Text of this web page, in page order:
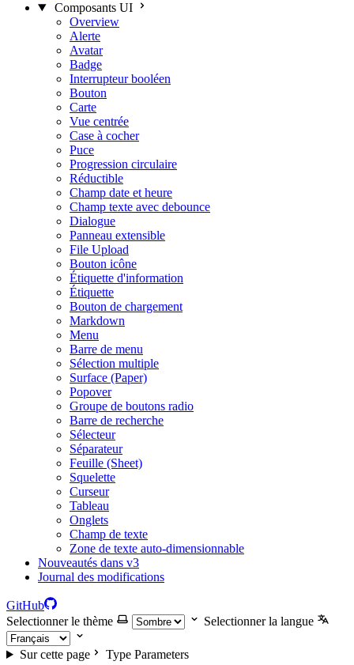
Composants UI
Overview
Alerte
Avatar
Badge
Interrupteur booléen
Bouton
Carte
Vue centrée
Case à cocher
Puce
Progression circulaire
Réductible
Champ date et heure
Champ texte avec debounce
Dialogue
Panneau extensible
File Upload
Bouton icône
Étiquette d'information
Étiquette
Bouton de chargement
Markdown
Menu
Barre de menu
Sélection multiple
Surface (Paper)
Popover
Groupe de boutons radio
Barre de recherche
Sélecteur
Séparateur
Feuille (Sheet)
Squelette
Curseur
Tableau
Onglets
Champ de texte
Zone de texte auto-dimensionnable
Nouveautés dans v3
Journal des modifications
GitHub
Selectionner le thème
Selectionner la langue
Sur cette page Type Parameters